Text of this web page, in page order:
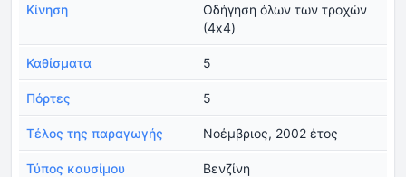
Κίνηση
Οδήγηση όλων των τροχών
(4x4)
Καθίσματα 5
Πόρτες 5
Τέλος της παραγωγής Νοέμβριος, 2002 έτος
Τύπος καυσίμου Βενζίνη